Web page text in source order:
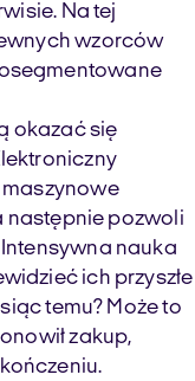
Na tej
wzorców
okazać się
następnie pozwoli
nauka
ich przyszłe
temu? Może to
zakup,